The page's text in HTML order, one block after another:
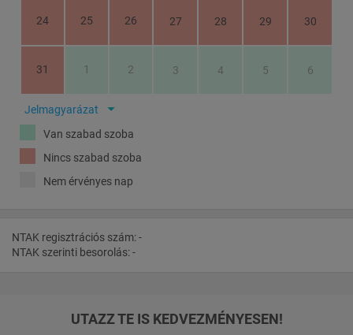
24 25 26 27 28 29 30
31 1 2 3 4 5 6
Jelmagyarázat
Van szabad szoba
Nincs szabad szoba
Nem érvényes nap
NTAK regisztrációs szám: -
NTAK szerinti besorolás: -
UTAZZ TE IS KEDVEZMÉNYESEN!